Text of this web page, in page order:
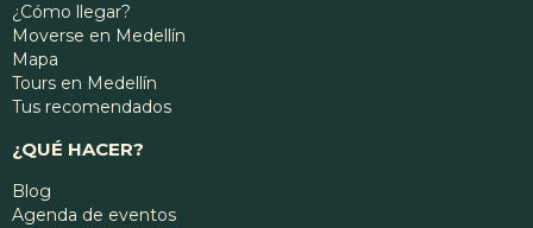
¿Cómo llegar?
Moverse en Medellín
Mapa
Tours en Medellín
Tus recomendados
¿QUÉ HACER?
Blog
Agenda de eventos